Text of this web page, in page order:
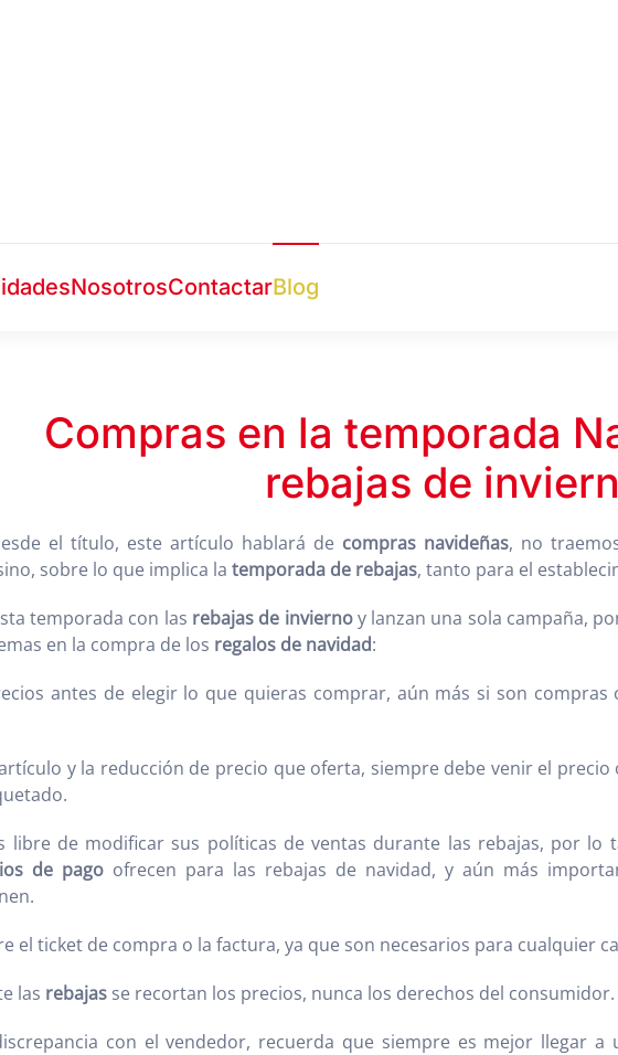
NosotrosContactarBlog
Compras en la temporada
rebajas de
el título, este artículo hablará de compras navideñas, no
sobre lo que implica la temporada de rebajas, tanto para el
temporada con las rebajas de inviernoy lanzan una sola campaña,
en la compra de los regalos de navidad:
antes de elegir lo que quieras comprar, aún más si son compras
y la reducción de precio que oferta, siempre debe venir el
libre de modificar sus políticas de ventas durante las rebajas, por lo
de pago ofrecen para las rebajas de navidad, y aún más
el ticket de compra o la factura, ya que son necesarios para cualquier
las rebajas se recortan los precios, nunca los derechos del consumidor.
con el vendedor, recuerda que siempre es mejor llegar